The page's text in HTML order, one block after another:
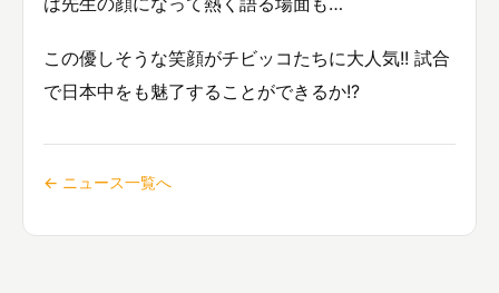
この優しそうな笑顔がチビッコたちに大人気!! 試合
で日本中をも魅了することができるか!?
← ニュース一覧へ